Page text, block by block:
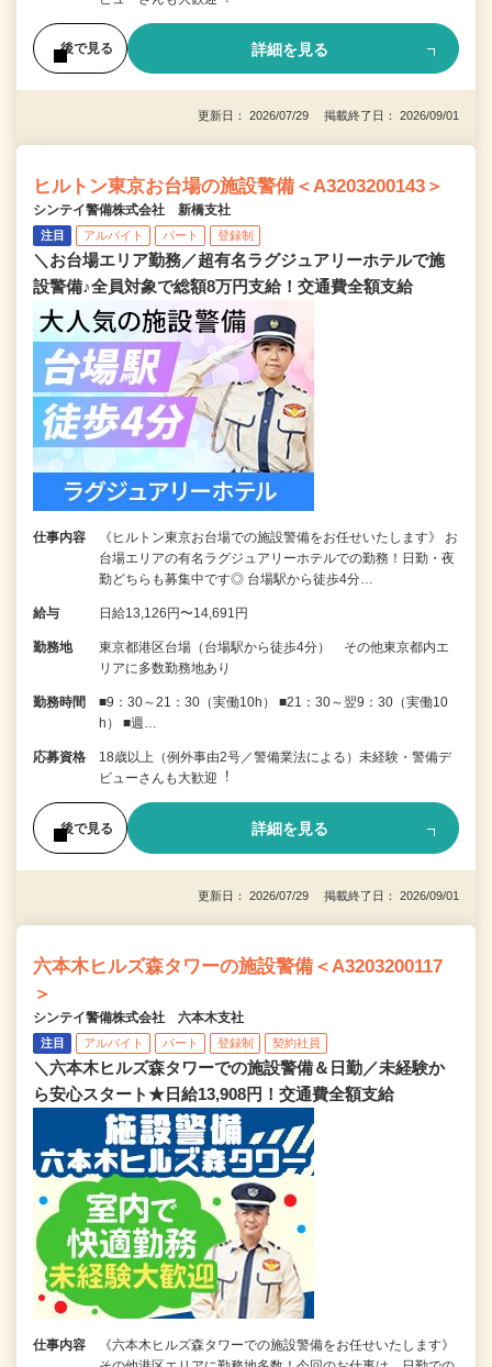
後で見る 詳細を見る
更新日： 2026/07/29 掲載終了日： 2026/09/01
ヒルトン東京お台場の施設警備＜A3203200143＞
シンテイ警備株式会社 新橋支社
注目 アルバイト パート 登録制
＼お台場エリア勤務／超有名ラグジュアリーホテルで施
設警備♪全員対象で総額8万円支給！交通費全額支給
仕事内容
《ヒルトン東京お台場での施設警備をお任せいたします》 お
台場エリアの有名ラグジュアリーホテルでの勤務！日勤・夜
勤どちらも募集中です◎ 台場駅から徒歩4分…
給与 日給13,126円〜14,691円
勤務地
東京都港区台場（台場駅から徒歩4分） その他東京都内エ
リアに多数勤務地あり
勤務時間
■9：30～21：30（実働10h） ■21：30～翌9：30（実働10
h） ■週…
応募資格
18歳以上（例外事由2号／警備業法による）未経験・警備デ
ビューさんも⼤歓迎︕
後で見る 詳細を見る
更新日： 2026/07/29 掲載終了日： 2026/09/01
六本木ヒルズ森タワーの施設警備＜A3203200117
＞
シンテイ警備株式会社 六本木支社
注目 アルバイト パート 登録制 契約社員
＼六本木ヒルズ森タワーでの施設警備＆日勤／未経験か
ら安心スタート★日給13,908円！交通費全額支給
仕事内容
《六本木ヒルズ森タワーでの施設警備をお任せいたします》